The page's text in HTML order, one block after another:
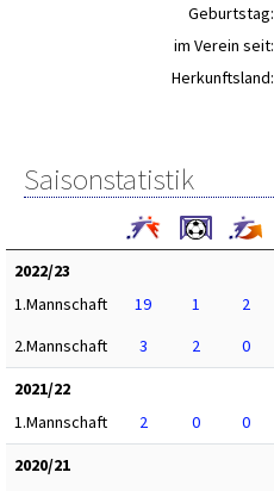
Geburtstag:
im Verein seit:
Herkunftsland:
Saisonstatistik
2022/23
1.Mannschaft
19 1 2
2.Mannschaft
3 2 0
2021/22
1.Mannschaft
2 0 0
2020/21